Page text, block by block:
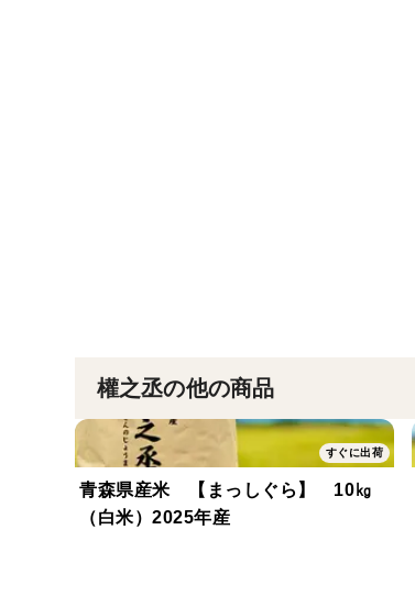
權之丞の他の商品
すぐに出荷
青森県産米 【まっしぐら】 10㎏
（白米）2025年産